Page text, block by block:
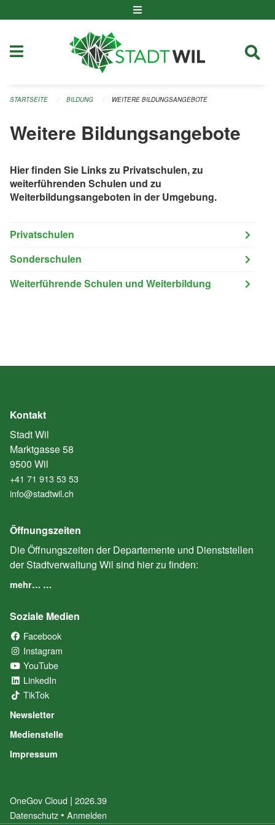
STARTSEITE BILDUNG WEITERE BILDUNGSANGEBOTE
Weitere Bildungsangebote
Hier finden Sie Links zu Privatschulen, zu
weiterführenden Schulen und zu
Weiterbildungsangeboten in der Umgebung.
Privatschulen
Sonderschulen
Weiterführende Schulen und Weiterbildung
Kontakt
Stadt Wil
Marktgasse 58
9500 Wil
+41 71 913 53 53
info@stadtwil.ch
Öffnungszeiten
Die Öffnungszeiten der Departemente und Dienststellen
der Stadtverwaltung Wil sind hier zu finden:
mehr… …
Soziale Medien
Facebook
Instagram
YouTube
LinkedIn
TikTok
Newsletter
Medienstelle
Impressum
OneGov Cloud (External Link)
| 2026.39
Datenschutz (External Link)
Anmelden